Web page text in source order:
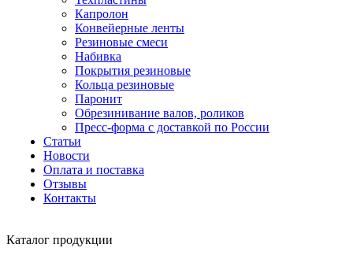
Капролон
Конвейерные ленты
Резиновые смеси
Набивка
Покрытия резиновые
Кольца резиновые
Паронит
Обрезинивание валов, роликов
Пресс-форма с доставкой по России
Статьи
Новости
Оплата и поставка
Отзывы
Контакты
Каталог продукции